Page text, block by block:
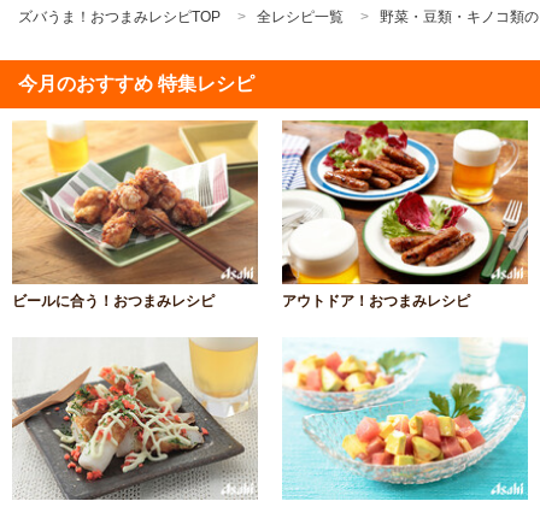
ズバうま！おつまみレシピTOP
全レシピ一覧 野菜・豆類・キノコ類
今月のおすすめ 特集レシピ
ビールに合う！おつまみレシピ アウトドア！おつまみレシピ